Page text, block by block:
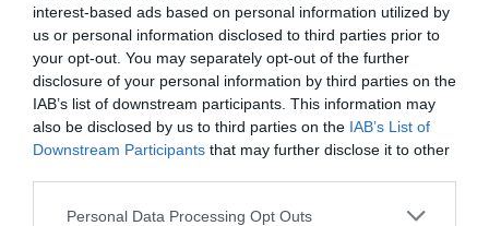
interest-based ads based on personal information utilized by
us or personal information disclosed to third parties prior to
your opt-out. You may separately opt-out of the further
disclosure of your personal information by third parties on the
IAB’s list of downstream participants. This information may
also be disclosed by us to third parties on the IAB’s List of
Downstream Participants that may further disclose it to other
Please note that this website/app uses one or more Google
Personal Data Processing Opt Outs
Η ομάδα επικράτησε 4-1 των Σπερς
18.06.2026 - 18:28